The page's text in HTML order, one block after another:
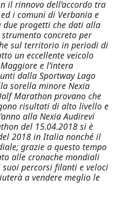
il rinnovo dell’accordo tra
ed i comuni di Verbania e
progetti che dati alla
concreto per
sul territorio in periodi di
un eccellente veicolo
e l’intera
dalla Sportway Lago
sorella minore Nexia
Marathon provano che
risultati di alto livello e
alla Nexia Audirevi
del 15.04.2018 si è
2018 in Italia nonché il
grazie a questo tempo
alle cronache mondiali
percorsi filanti e veloci
a vendere meglio le